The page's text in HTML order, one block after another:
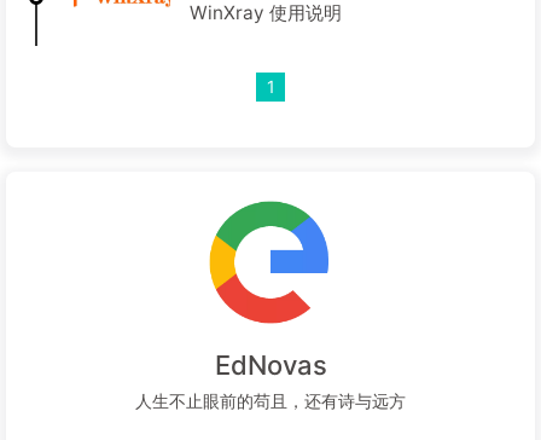
WinXray 使用说明
1
EdNovas
人生不止眼前的苟且，还有诗与远方